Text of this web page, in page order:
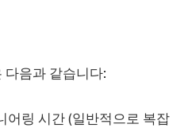
다음과 같습니다:
어링 시간 (일반적으로 복잡